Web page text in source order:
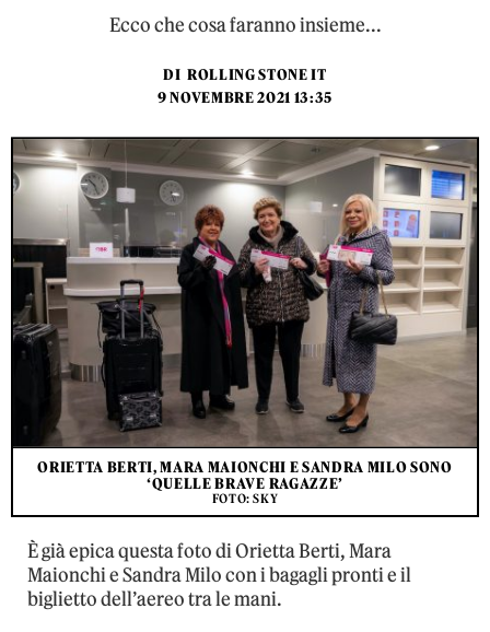
Ecco che cosa faranno insieme...
DI ROLLING STONE IT
9 NOVEMBRE 2021 13:35
ORIETTA BERTI, MARA MAIONCHI E SANDRA MILO SONO
‘QUELLE BRAVE RAGAZZE’
FOTO: SKY
È già epica questa foto di Orietta Berti, Mara
Maionchi e Sandra Milo con i bagagli pronti e il
biglietto dell’aereo tra le mani.